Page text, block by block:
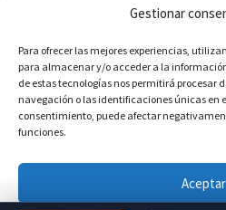
Gestionar
Para ofrecer las mejores experiencias,
para almacenar y/o acceder a la
de estas tecnologías nos permitirá procesar
navegación o las identificaciones únicas en
consentimiento, puede afectar
funciones.
Aceptar
Mova E40 Ultra: Sim
Mova P50s Ultra:
Deteção de cortinas